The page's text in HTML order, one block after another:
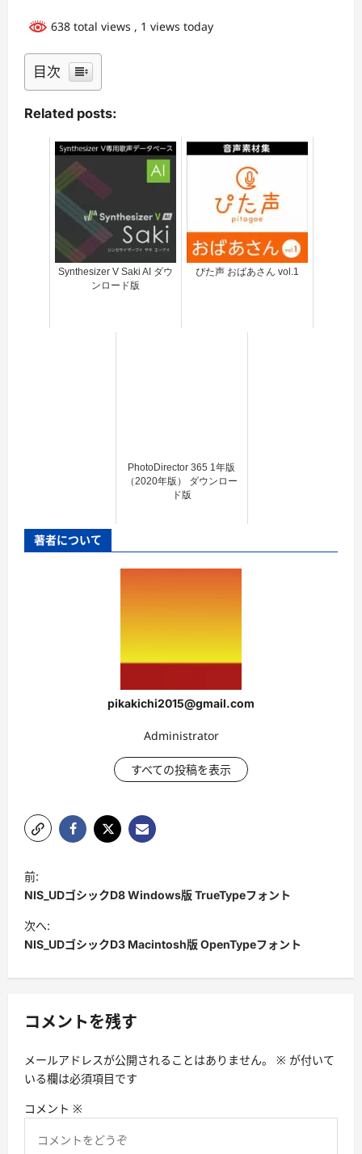
638 total views , 1 views today
目次
Related posts:
Synthesizer V Saki AI ダウ
ンロード版
ぴた声 おばあさん vol.1
PhotoDirector 365 1年版
（2020年版） ダウンロー
ド版
著者について
pikakichi2015@gmail.com
Administrator
すべての投稿を表示
投
稿
ナ
ビ
シ
ン
前:
NIS_UDゴシックD8 Windows版 TrueTypeフォント
次へ:
NIS_UDゴシックD3 Macintosh版 OpenTypeフォント
コメントを残す
メールアドレスが公開されることはありません。 ※ が付いて
いる欄は必須項目です
コメント ※